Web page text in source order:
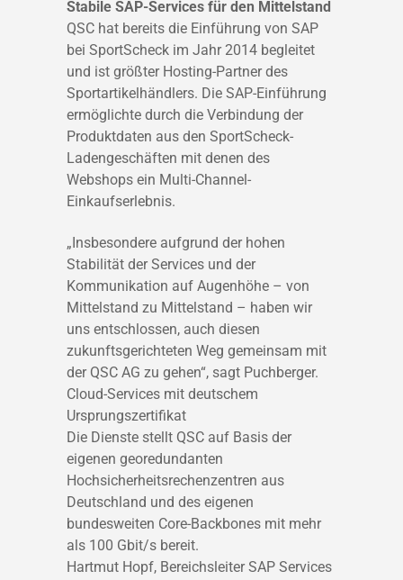
Stabile SAP-Services für den Mittelstand
QSC hat bereits die Einführung von SAP
bei SportScheck im Jahr 2014 begleitet
und ist größter Hosting-Partner des
Sportartikelhändlers. Die SAP-Einführung
ermöglichte durch die Verbindung der
Produktdaten aus den SportScheck-
Ladengeschäften mit denen des
Webshops ein Multi-Channel-
Einkaufserlebnis.
„Insbesondere aufgrund der hohen
Stabilität der Services und der
Kommunikation auf Augenhöhe – von
Mittelstand zu Mittelstand – haben wir
uns entschlossen, auch diesen
zukunftsgerichteten Weg gemeinsam mit
der QSC AG zu gehen“, sagt Puchberger.
Cloud-Services mit deutschem
Ursprungszertifikat
Die Dienste stellt QSC auf Basis der
eigenen georedundanten
Hochsicherheitsrechenzentren aus
Deutschland und des eigenen
bundesweiten Core-Backbones mit mehr
als 100 Gbit/s bereit.
Hartmut Hopf, Bereichsleiter SAP Services